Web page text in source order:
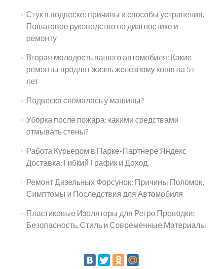
Стук в подвеске: причины и способы устранения.
Пошаговое руководство по диагностике и
ремонту
Вторая молодость вашего автомобиля: Какие
ремонты продлят жизнь железному коню на 5+
лет
Подвеска сломалась у машины?
Уборка после пожара: какими средствами
отмывать стены?
Работа Курьером в Парке-Партнере Яндекс
Доставка: Гибкий График и Доход.
Ремонт Дизельных Форсунок: Причины Поломок,
Симптомы и Последствия для Автомобиля
Пластиковые Изоляторы для Ретро Проводки:
Безопасность, Стиль и Современные Материалы